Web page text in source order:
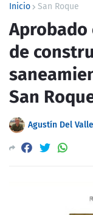
Inicio San Roque
de
San
Agustín Del Valle